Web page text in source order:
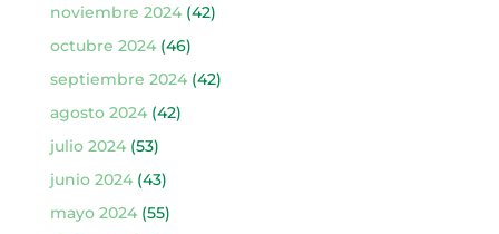
noviembre 2024(42)
octubre 2024(46)
septiembre 2024(42)
agosto 2024(42)
julio 2024(53)
junio 2024(43)
mayo 2024(55)